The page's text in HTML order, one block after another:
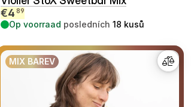
€4 89
Op voorraad posledních 18 kusů
MIX BAREV